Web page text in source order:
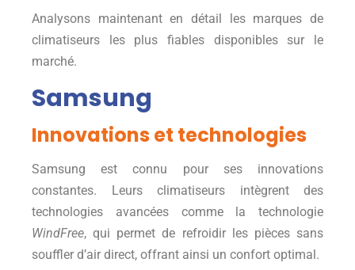
Analysons maintenant en détail les marques de
climatiseurs les plus fiables disponibles sur le
marché.
Samsung
Innovations et technologies
Samsung est connu pour ses innovations
constantes. Leurs climatiseurs intègrent des
technologies avancées comme la technologie
WindFree, qui permet de refroidir les pièces sans
souffler d’air direct, offrant ainsi un confort optimal.